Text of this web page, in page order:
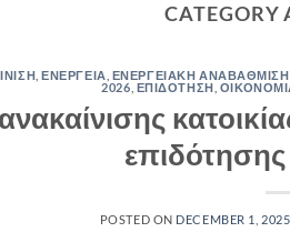
CATEGORY
,ΕΝΕΡΓΕΙΑ ΕΝΕΡΓΕΙΑΚΗ ΑΝΑΒΑΘΜΙΣΗ
2026 ΕΠΙΔΟΤΗΣΗ
επιδότησης
POSTED ON DECEMBER 1, 2025